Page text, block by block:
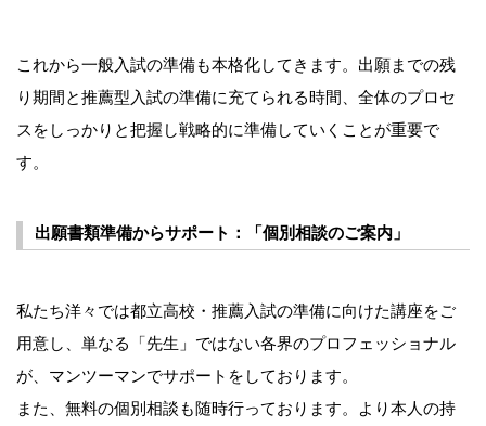
これから一般入試の準備も本格化してきます。出願までの残
り期間と推薦型入試の準備に充てられる時間、全体のプロセ
スをしっかりと把握し戦略的に準備していくことが重要で
す。
出願書類準備からサポート：「個別相談のご案内」
私たち洋々では都立高校・推薦入試の準備に向けた講座をご
用意し、単なる「先生」ではない各界のプロフェッショナル
が、マンツーマンでサポートをしております。
また、無料の個別相談も随時行っております。より本人の持